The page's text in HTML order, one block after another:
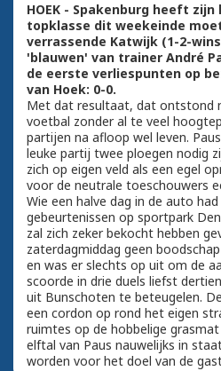
HOEK - Spakenburg heeft
topklasse dit weekeinde
verrassende Katwijk (1-2-
'blauwen' van trainer André
de eerste verliespunten op
van Hoek: 0-0.
Met dat resultaat, dat ontstond
voetbal zonder al te veel
partijen na afloop wel leven.
leuke partij twee ploegen nodig
zich op eigen veld als een egel
voor de neutrale toeschouwers
Wie een halve dag in de auto
gebeurtenissen op sportpark
zal zich zeker bekocht hebben
zaterdagmiddag geen
en was er slechts op uit om de
scoorde in drie duels liefst
uit Bunschoten te beteugelen.
een cordon op rond het eigen
ruimtes op de hobbelige
elftal van Paus nauwelijks in
worden voor het doel van de